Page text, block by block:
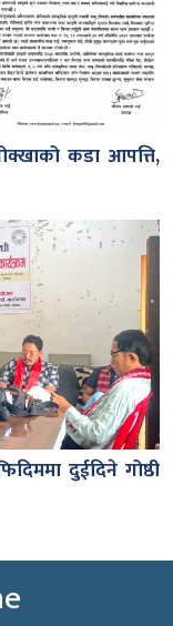
कडा आपत्ति,
दुईदिने गोष्ठी